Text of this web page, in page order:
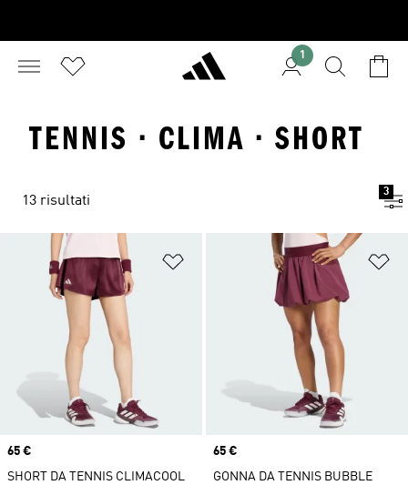
1
TENNIS · CLIMA · SHORT
13 risultati
3
Aggiungi alla lista dei desideri
Price
65 €
SHORT DA TENNIS CLIMACOOL
Price
65 €
GONNA DA TENNIS BUBBLE